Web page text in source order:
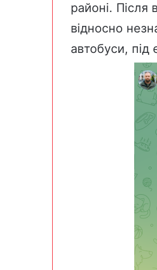
районі. Після
відносно
автобуси,